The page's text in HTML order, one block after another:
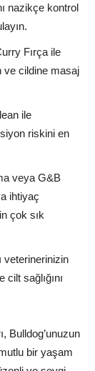
nazikçe kontrol
Fırça ile
ve cildine masaj
ile
riskini en
veya G&B
ihtiyaç
çok sık
veterinerinizin
sağlığını
Bulldog’unuzun
bir yaşam